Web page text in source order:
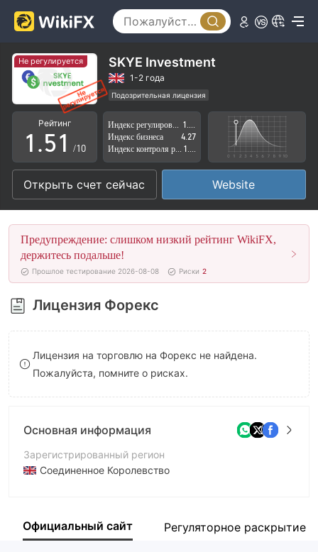
Не регулируется SKYE Investment
1-2 года
Подозрительная лицензия
Регион деятельности подозрителен
Высокие потенциальные риски
Рейтинг
0
1
2
3
4
5
6
7
8
9
.
1
2
3
4
5
6
7
8
9
0
1
2
3
4
5
6
7
8
9
/10
Индекс бизнеса
4.27
Открыть счет сейчас Website
Предупреждение: слишком низкий рейтинг WikiFX,
держитесь подальше!
Прошлое тестирование 2026-08-08 Риски 2
Лицензия Форекс
Лицензия на торговлю на Форекс не найдена.
Пожалуйста, помните о рисках.
Основная информация
Зарегистрированный регион
Соединенное Королевство
Компания
Официальный сайт Регуляторное раскрытие